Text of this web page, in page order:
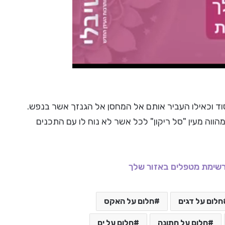
וכאילו העביר אותם אל המחסן אל הגנזך אשר בנפש.
מעין "סל ריקון" לכל אשר לא נוח לו עם התכנים
מטפלים באזור שלך
חלום על דגים חלום על האקס
חלום על חתונה חלום על ים